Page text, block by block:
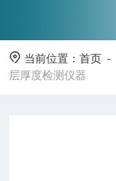
当前位置：首页 -
层厚度检测仪器